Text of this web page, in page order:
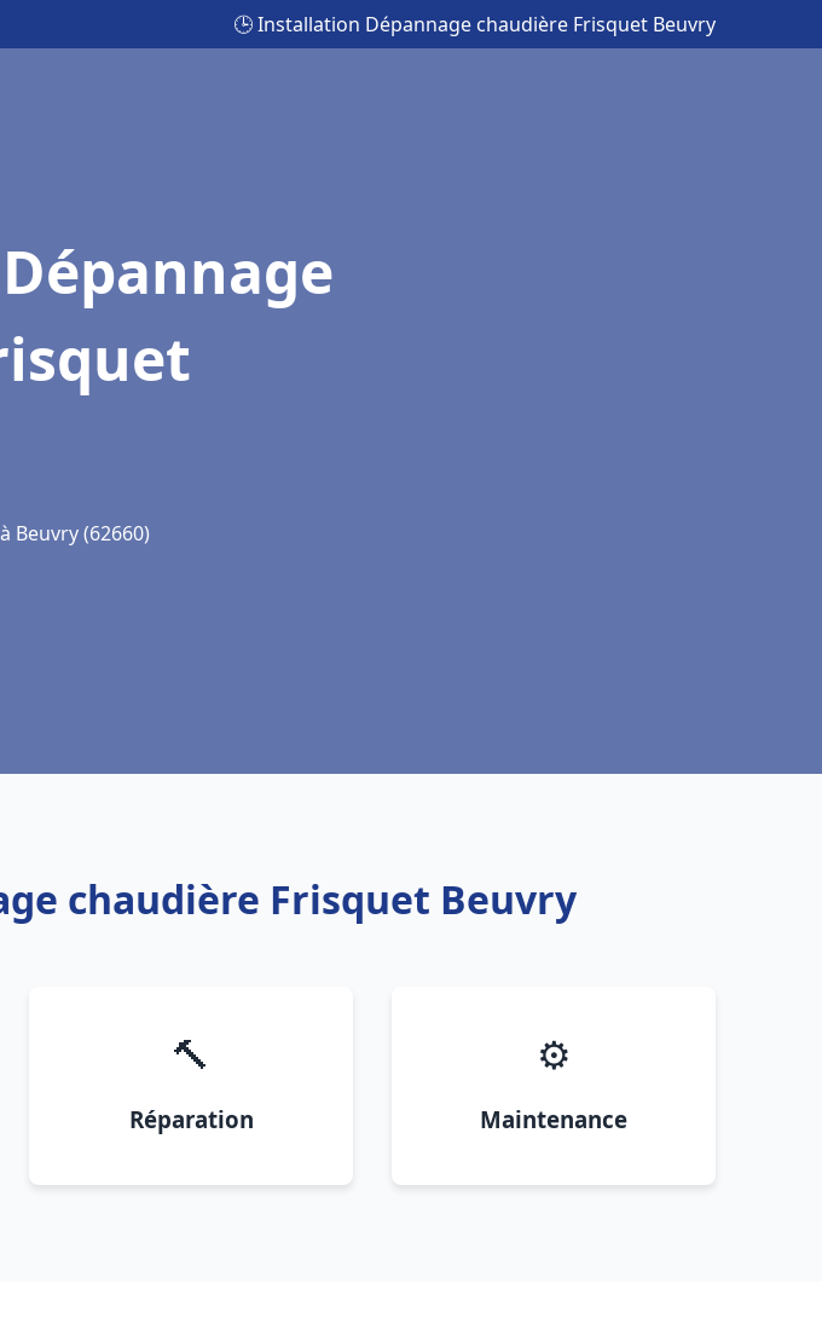
🕒 Installation Dépannage chaudière Frisquet Beuvry
Beuvry (62660)
chaudière Frisquet Beuvry
🔨
Réparation
⚙️
Maintenance